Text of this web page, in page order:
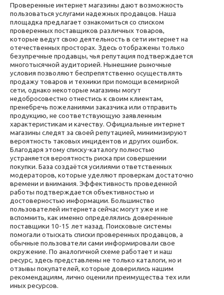
Проверенные интернет магазины дают возможность
пользоваться услугами надежных продавцов. Наша
площадка предлагает ознакомиться со списком
проверенных поставщиков различных товаров,
которые ведут свою деятельность в сети интернет на
отечественных просторах. Здесь отображены только
безупречные продавцы, чья репутация подтверждается
многотысячной аудиторией. Нынешние рыночные
условия позволяют беспрепятственно осуществлять
продажу товаров и техники при помощи всемирной
сети, однако некоторые магазины могут
недобросовестно отнестись к своим клиентам,
пренебречь пожеланиями заказчика или отправить
продукцию, не соответствующую заявленным
характеристикам и качеству. Официальные интернет
магазины следят за своей репутацией, минимизируют
вероятность таковых инцидентов и других ошибок.
Благодаря этому списку-каталогу полностью
устраняется вероятность риска при совершении
покупки. База создаётся усилиями ответственных
модераторов, которые уделяют проверкам достаточно
времени и внимания. Эффективность проведенной
работы подтверждается объективностью и
достоверностью информации. Большинство
пользователей интернета сейчас могут уже и не
вспомнить, как именно определялись доверенные
поставщики 10-15 лет назад. Поисковые системы
помогали отыскать списки проверенных продавцов, а
обычные пользователи сами информировали свое
окружение. По аналогичной схеме работает и наш
ресурс, здесь представлены не только каталоги, но и
отзывы покупателей, которые доверились нашим
рекомендациям, лично оценили преимущества тех или
иных ресурсов.